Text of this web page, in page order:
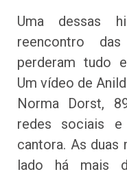
Uma dessas
reencontro
perderam tudo
Um vídeo de
Norma Dorst,
redes sociais
cantora. As duas
lado há mais